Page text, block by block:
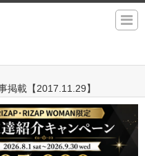
掲載【2017.11.29】